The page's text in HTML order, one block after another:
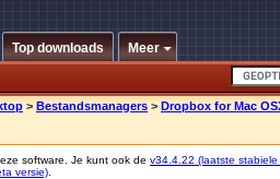
Top downloads Meer
> Bestandsmanagers > Dropbox for Mac
software. Je kunt ook de v34.4.22 (laatste stabiele
versie)